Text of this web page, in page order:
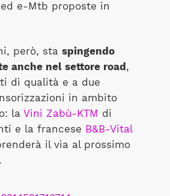
e-Mtb proposte in
però, sta spingendo
anche nel settore road ,
di qualità e a due
in ambito
la Vini Zabù-KTM di
e la francese B&B-Vital
il via al prossimo